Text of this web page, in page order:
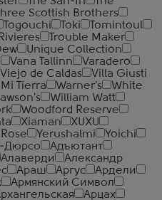
Three Scottish Brothers
Togouchi Toki
Tomintoul
Rivieres
Trouble Maker
Unique Collection
Vana Tallinn
Varadero
Viejo de Caldas
Villa Giusti
Tierra Warner's
White
William Watt
Woodford Reserve
Xiaman
XUXU
Yerushalmi
Yoichi
Дюрсо
Адъютант
Алаверди
Александр
Араш Аргус
Ардели
Армянский Символ
Арцах